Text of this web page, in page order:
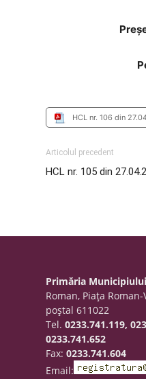
HCL nr. 106 din
Articolul precedent
HCL nr. 105 din
Primăria
Roman, Piaţa
poştal 611022
Tel.0233.741.119,
0233.741.652
Fax:0233.741.604
Email: